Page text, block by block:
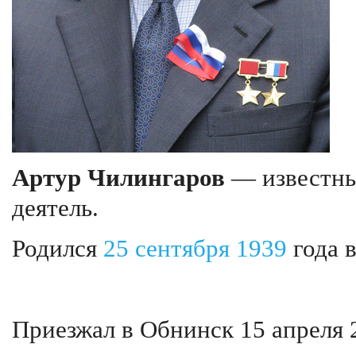
Артур Чилингаров —
деятель.
Родился 25 сентября 1939 года
Приезжал в Обнинск 15 апреля